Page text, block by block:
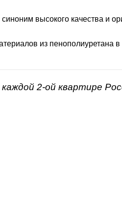
высокого качества и
из пенополиуретана
2-ой квартире